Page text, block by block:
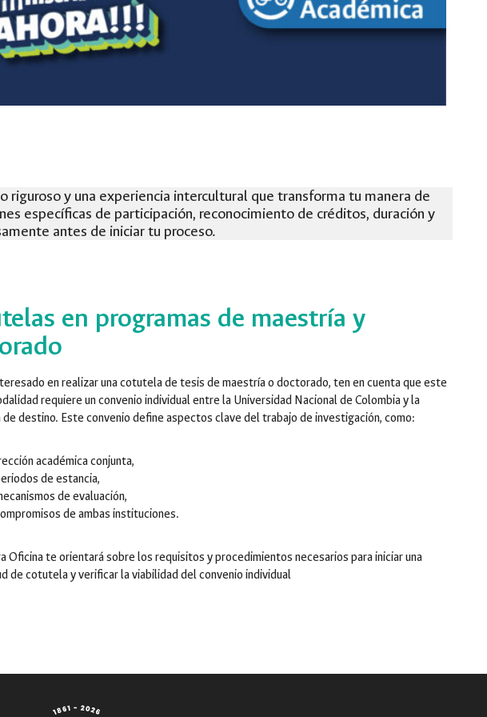
riguroso y una experiencia intercultural que transforma tu manera de
específicas de participación, reconocimiento de créditos, duración y
antes de iniciar tu proceso.
en programas de maestría y
en realizar una cotutela de tesis de maestría o doctorado, ten en cuenta que este
requiere un convenio individual entre la Universidad Nacional de Colombia y la
destino. Este convenio define aspectos clave del trabajo de investigación, como:
académica conjunta,
de estancia,
de evaluación,
de ambas instituciones.
Oficina te orientará sobre los requisitos y procedimientos necesarios para iniciar una
de cotutela y verificar la viabilidad del convenio individual